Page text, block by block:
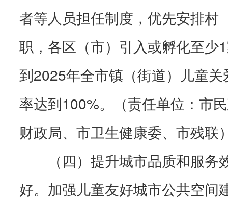
者等人员担任制度，优先安排村
职，各区（市）引入或孵化至少
到2025年全市镇（街道）儿童
率达到100%。（责任单位：市
财政局、市卫生健康委、市残联
（四）提升城市品质和服
好。加强儿童友好城市公共空间